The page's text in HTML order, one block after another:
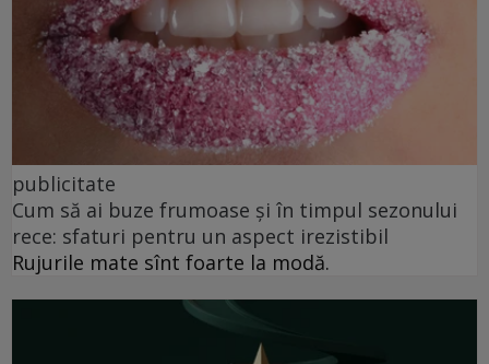
publicitate
Cum să ai buze frumoase şi în timpul sezonului
rece: sfaturi pentru un aspect irezistibil
Rujurile mate sînt foarte la modă.